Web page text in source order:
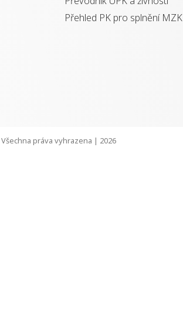
Přehled PK pro splnění MZK
Všechna práva vyhrazena | 2026